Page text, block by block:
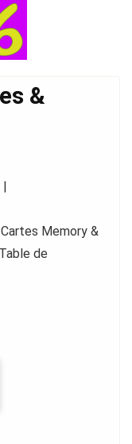
&
|
Memory &
de